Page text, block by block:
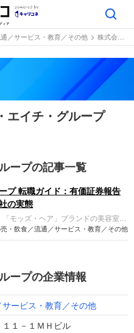
／サービス・教育／その他 株式会社エム・エイチ・グループ
エイチ・グループ
ープの記事一覧
プ 転職ガイド：有価証券報告
の実態
モッズ・ヘア」ブランドの美容室運
や美容室支援、人材派遣などを展開し
連結業績は、売上高が前期比微減、
・飲食／流通／サービス・教育／その他
ープの企業情報
ービス・教育／その他
１－１ＭＨビル